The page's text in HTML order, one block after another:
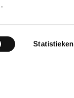
.
Statistieken